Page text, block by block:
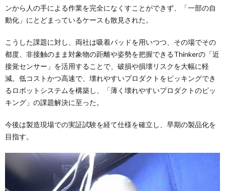
ンから人の手による作業を完全になくすことができず、「一部の自
動化」にとどまっているケースも散見された。
こうした課題に対し、両社は吸着パッドを用いつつ、その場でその
都度、非接触のまま対象物の距離や姿勢を把握できるThinkerの「近
接覚センサー」を活用することで、破損や損壊リスクを大幅に軽
減。低コストかつ高速で、壊れやすいプロダクトをピッキングでき
るロボットシステムを構築し、「薄く壊れやすいプロダクトのピッ
キング」の課題解決に至った。
今後は製造現場での実証試験を経て仕様を確立し、早期の製品化を
目指す。